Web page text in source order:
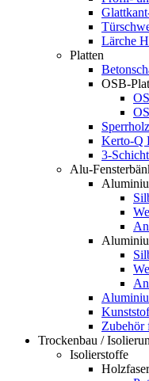
Lärche
Platten
OSB-
Kerto-Q
3-
Alu-
Zubehör
Trockenbau /
Isolierstoffe
Holzfaser